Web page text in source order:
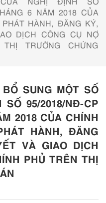
6 NĂM 2018 CỦA
HÀNH, ĐĂNG KÝ,
DỊCH CÔNG CỤ NỢ
TRƯỜNG CHỨNG
SUNG MỘT SỐ
95/2018/NĐ-CP
2018 CỦA CHÍNH
HÀNH, ĐĂNG
VÀ GIAO DỊCH
PHỦ TRÊN THỊ